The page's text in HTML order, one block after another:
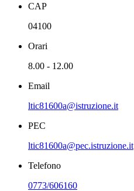
CAP
04100
Orari
8.00 - 12.00
Email
ltic81600a@istruzione.it
PEC
ltic81600a@pec.istruzione.it
Telefono
0773/606160